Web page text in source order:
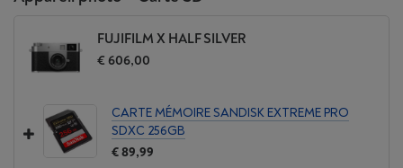
FUJIFILM X HALF SILVER
€ 606,00
CARTE MÉMOIRE SANDISK EXTREME PRO
SDXC 256GB
€ 89,99